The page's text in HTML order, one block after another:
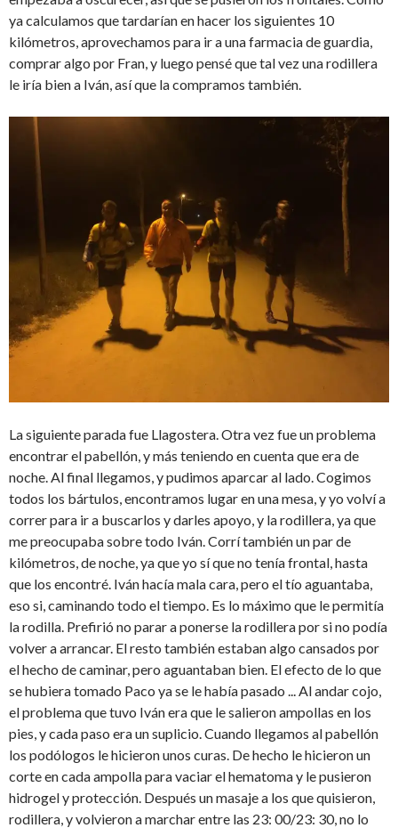
ya calculamos que tardarían en hacer los siguientes 10
kilómetros, aprovechamos para ir a una farmacia de guardia,
comprar algo por Fran, y luego pensé que tal vez una rodillera
le iría bien a Iván, así que la compramos también.
La siguiente parada fue Llagostera. Otra vez fue un problema
encontrar el pabellón, y más teniendo en cuenta que era de
noche. Al final llegamos, y pudimos aparcar al lado. Cogimos
todos los bártulos, encontramos lugar en una mesa, y yo volví a
correr para ir a buscarlos y darles apoyo, y la rodillera, ya que
me preocupaba sobre todo Iván. Corrí también un par de
kilómetros, de noche, ya que yo sí que no tenía frontal, hasta
que los encontré. Iván hacía mala cara, pero el tío aguantaba,
eso si, caminando todo el tiempo. Es lo máximo que le permitía
la rodilla. Prefirió no parar a ponerse la rodillera por si no podía
volver a arrancar. El resto también estaban algo cansados por
el hecho de caminar, pero aguantaban bien. El efecto de lo que
se hubiera tomado Paco ya se le había pasado ... Al andar cojo,
el problema que tuvo Iván era que le salieron ampollas en los
pies, y cada paso era un suplicio. Cuando llegamos al pabellón
los podólogos le hicieron unos curas. De hecho le hicieron un
corte en cada ampolla para vaciar el hematoma y le pusieron
hidrogel y protección. Después un masaje a los que quisieron,
rodillera, y volvieron a marchar entre las 23: 00/23: 30, no lo